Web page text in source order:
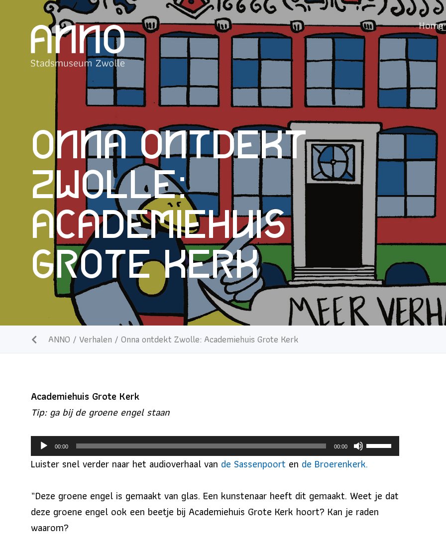
Home
Onna ontdekt
Zwolle:
Academiehuis
Grote Kerk
ANNO / Verhalen / Onna ontdekt Zwolle: Academiehuis Grote Kerk
Academiehuis Grote Kerk
Tip: ga bij de groene engel staan
Audiospeler
00:00 00:00
Gebruik
Omhoog/Omlaag
om
het
Luister snel verder naar het audioverhaal van de Sassenpoort en de Broerenkerk.
”Deze groene engel is gemaakt van glas. Een kunstenaar heeft dit gemaakt. Weet je dat
deze groene engel ook een beetje bij Academiehuis Grote Kerk hoort? Kan je raden
waarom?